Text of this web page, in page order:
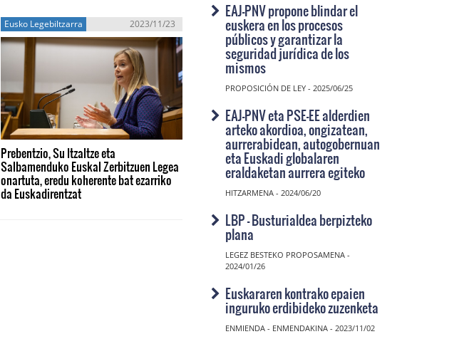
Eusko Legebiltzarra 2023/11/23
Prebentzio, Su Itzaltze eta
Salbamenduko Euskal Zerbitzuen Legea
onartuta, eredu koherente bat ezarriko
da Euskadirentzat
EAJ-PNV propone blindar el
euskera en los procesos
públicos y garantizar la
seguridad jurídica de los
mismos
PROPOSICIÓN DE LEY - 2025/06/25
EAJ-PNV eta PSE-EE alderdien
arteko akordioa, ongizatean,
aurrerabidean, autogobernuan
eta Euskadi globalaren
eraldaketan aurrera egiteko
HITZARMENA - 2024/06/20
LBP - Busturialdea berpizteko
plana
LEGEZ BESTEKO PROPOSAMENA -
2024/01/26
Euskararen kontrako epaien
inguruko erdibideko zuzenketa
ENMIENDA - ENMENDAKINA - 2023/11/02